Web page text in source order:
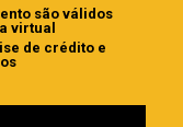
são válidos
virtual
de crédito e